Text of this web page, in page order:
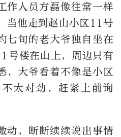
作人员方磊像往常一样
当他走到赵山小区11号
七旬的老大爷独自坐在
号楼在山上，周边只有
，大爷看着不像是小区
太对劲，赶紧上前询
动，断断续续说出事情